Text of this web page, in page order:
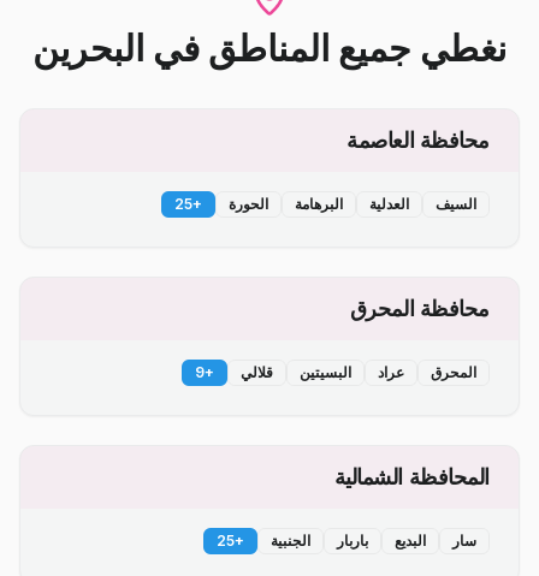
نغطي جميع المناطق في البحرين
محافظة العاصمة
السيف العدلية البرهامة الحورة +
25
محافظة المحرق
المحرق عراد البسيتين قلالي +
9
المحافظة الشمالية
سار البديع باربار الجنبية +
25